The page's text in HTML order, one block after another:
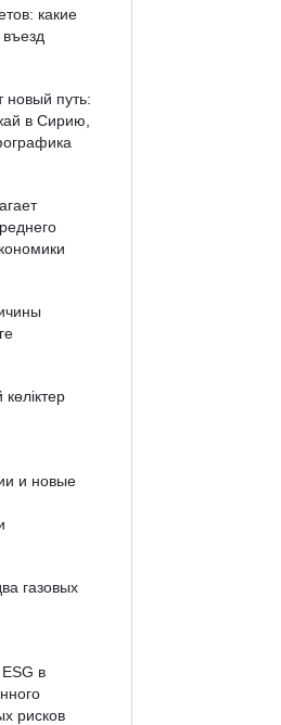
какие
новый путь:
в Сирию,
и новые
газовых
в
рисков